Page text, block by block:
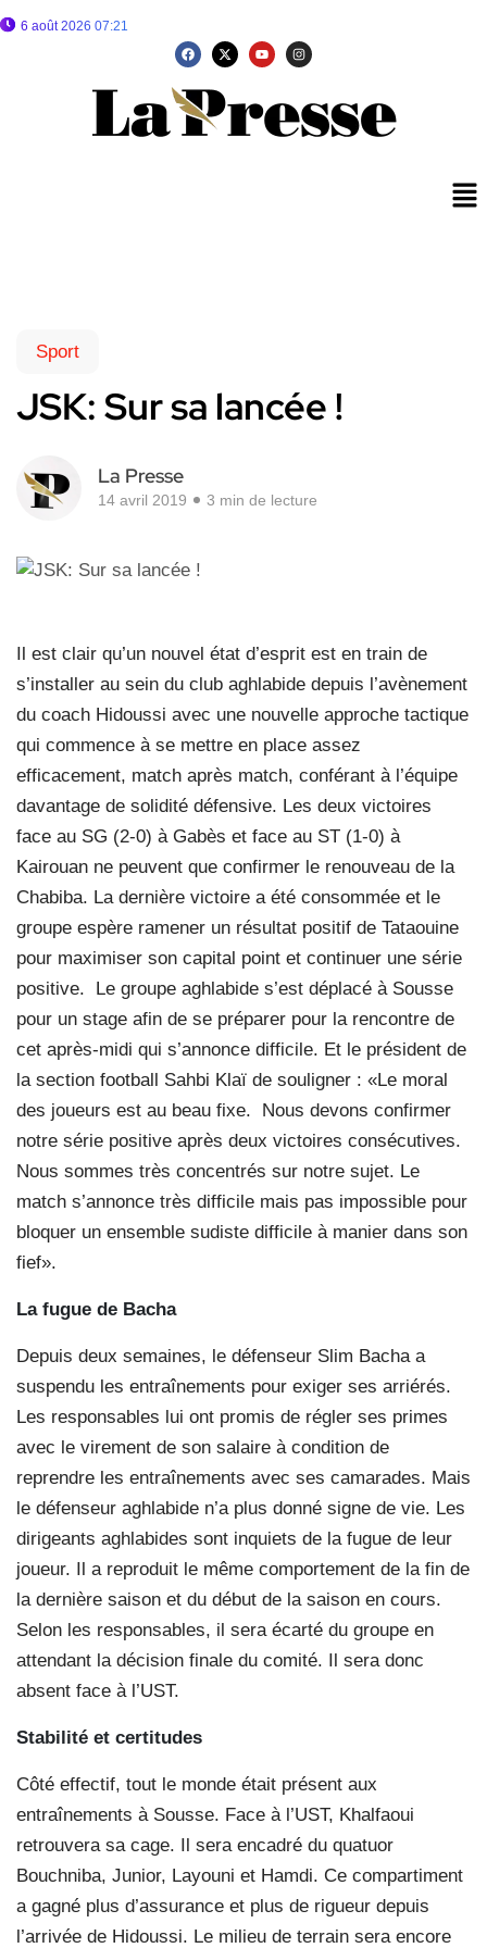
6 août 2026 07:21
Sport
JSK: Sur sa lancée !
La Presse
14 avril 2019 3 min de lecture
Il est clair qu’un nouvel état d’esprit est en train de
s’installer au sein du club aghlabide depuis l’avènement
du coach Hidoussi avec une nouvelle approche tactique
qui commence à se mettre en place assez
efficacement, match après match, conférant à l’équipe
davantage de solidité défensive. Les deux victoires
face au SG (2-0) à Gabès et face au ST (1-0) à
Kairouan ne peuvent que confirmer le renouveau de la
Chabiba. La dernière victoire a été consommée et le
groupe espère ramener un résultat positif de Tataouine
pour maximiser son capital point et continuer une série
positive.
Le groupe aghlabide s’est déplacé à Sousse
pour un stage afin de se préparer pour la rencontre de
cet après-midi qui s’annonce difficile. Et le président de
la section football Sahbi Klaï de souligner : «Le moral
des joueurs est au beau fixe.
Nous devons confirmer
notre série positive après deux victoires consécutives.
Nous sommes très concentrés sur notre sujet. Le
match s’annonce très difficile mais pas impossible pour
bloquer un ensemble sudiste difficile à manier dans son
fief».
La fugue de Bacha
Depuis deux semaines, le défenseur Slim Bacha a
suspendu les entraînements pour exiger ses arriérés.
Les responsables lui ont promis de régler ses primes
avec le virement de son salaire à condition de
reprendre les entraînements avec ses camarades. Mais
le défenseur aghlabide n’a plus donné signe de vie. Les
dirigeants aghlabides sont inquiets de la fugue de leur
joueur. Il a reproduit le même comportement de la fin de
la dernière saison et du début de la saison en cours.
Selon les responsables, il sera écarté du groupe en
attendant la décision finale du comité. Il sera donc
absent face à l’UST.
Stabilité et certitudes
Côté effectif, tout le monde était présent aux
entraînements à Sousse. Face à l’UST, Khalfaoui
retrouvera sa cage. Il sera encadré du quatuor
Bouchniba, Junior, Layouni et Hamdi. Ce compartiment
a gagné plus d’assurance et plus de rigueur depuis
l’arrivée de Hidoussi. Le milieu de terrain sera encore